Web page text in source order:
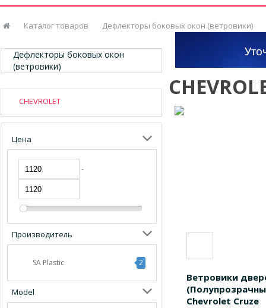
Каталог товаров Дефлекторы боковых окон (ветровики)
Дефлекторы боковых окон
(ветровики)
CHEVROLET
Цена
-
Производитель
SA Plastic 2
Model
Ветровики
Chevrolet Cruze